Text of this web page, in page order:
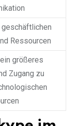
geschäftlichen
Ressourcen
größeres
Zugang zu